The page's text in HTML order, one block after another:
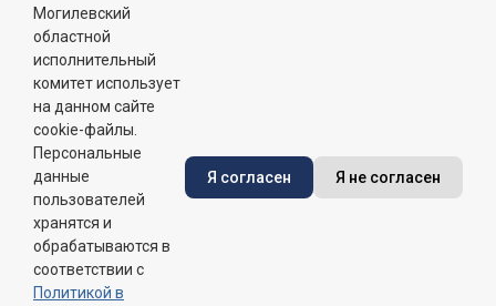
Телефон горячей
линии:
8 (0222) 71-32-55
График работы:
пн-пт: 8.00 - 17.00, сб-вс: выходной,
обеденный перерыв: 13:00 - 14:00
Сайт зарегистрирован в Государственном регистре
информационных ресурсов Республики Беларусь. №
Могилевский
областной
исполнительный
комитет использует
на данном сайте
cookie-файлы.
Персональные
данные
пользователей
хранятся и
обрабатываются в
соответствии с
Политикой в
Я согласен Я не согласен